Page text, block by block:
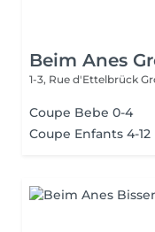
Beim Anes
1-3, Rue d'Ettelbrück
Coupe Bebe 0-4
Coupe Enfants 4-12